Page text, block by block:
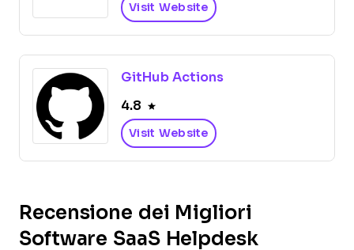
Visit Website
GitHub Actions
4.8
Visit Website
Recensione dei Migliori
Software SaaS Helpdesk